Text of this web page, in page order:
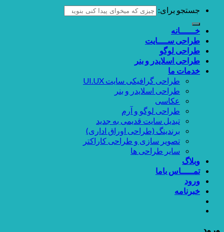
جستجو برای:
خــــــانه
طراحی ســــایت
طراحی لوگو
طراحی اسلایدر و بنر
خدمات ما
طراحی گرافیکی سایت UI.UX
طراحی اسلایدر و بنر
عکاسی
طراحی لوگو و آرم
تبدیل سایت قدیمی به جدید
برندینگ (طراحی اوراق اداری)
تصویر سازی و طراحی کاراکتر
سایر طراحی ها
وبلاگ
تمـــــاس باما
ورود
خبرنامه